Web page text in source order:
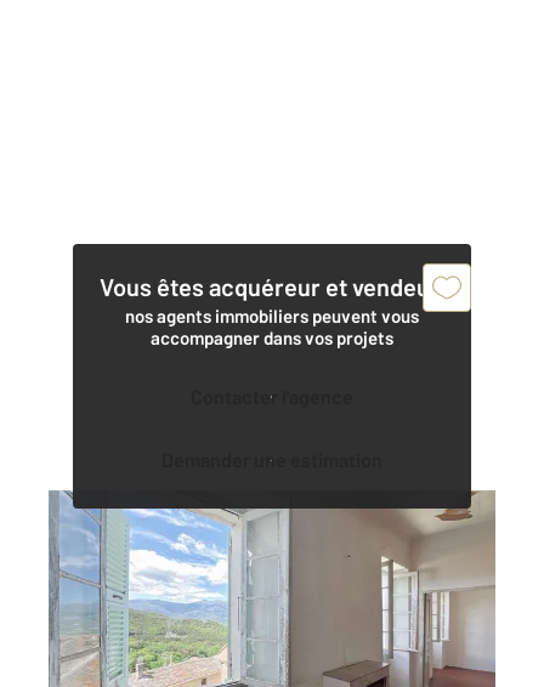
Vous êtes acquéreur et vendeur,
nos agents immobiliers peuvent vous
accompagner dans vos projets
Contacter l'agence
Demander une estimation
OLETTA 202
136,29 m2, 6 pièces
Ref : 720
Maison à vendre
315 700 €